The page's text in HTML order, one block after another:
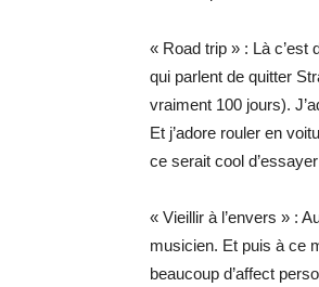
« Road trip » : Là c’est
qui parlent de quitter
vraiment 100 jours).
Et j’adore rouler en
ce serait cool
« Vieillir à l’envers » :
musicien. Et puis à ce
beaucoup d’affect